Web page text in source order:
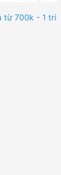
từ 700k - 1